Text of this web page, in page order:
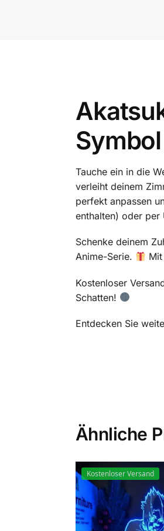
Tauche ein in die
verleiht deinem
perfekt anpassen
enthalten) oder per
Schenke deinem
Anime-Serie.
Kostenloser
Schatten!
Entdecken Sie
Ähnliche
Kostenloser Versand